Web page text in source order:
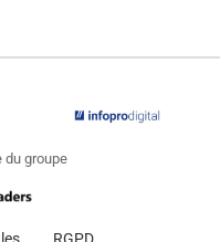
du groupe